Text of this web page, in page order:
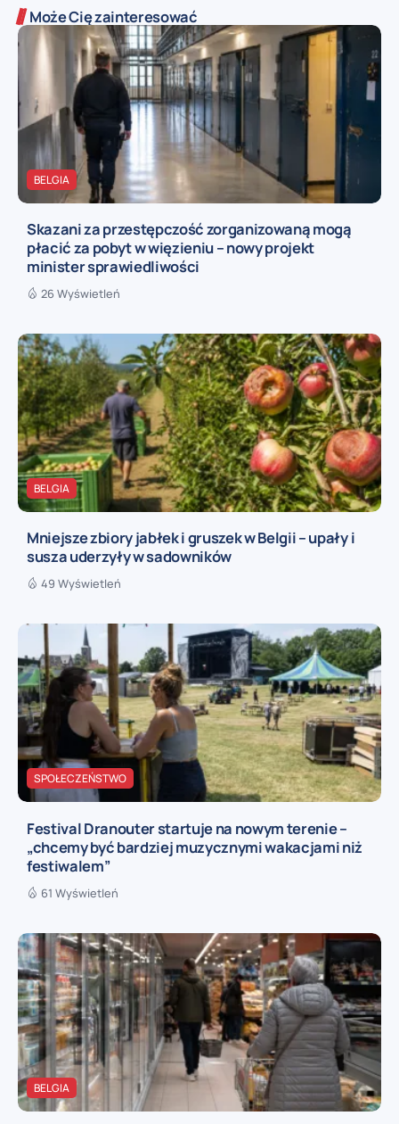
Może Cię zainteresować
BELGIA
Skazani za przestępczość zorganizowaną mogą
płacić za pobyt w więzieniu – nowy projekt
minister sprawiedliwości
26 Wyświetleń
BELGIA
Mniejsze zbiory jabłek i gruszek w Belgii – upały i
susza uderzyły w sadowników
49 Wyświetleń
SPOŁECZEŃSTWO
Festival Dranouter startuje na nowym terenie –
„chcemy być bardziej muzycznymi wakacjami niż
festiwalem”
61 Wyświetleń
BELGIA